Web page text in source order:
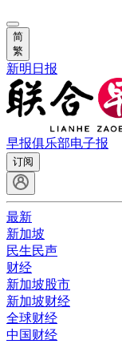
简
繁
新明日报
早报俱乐部电子报
订阅
最新
新加坡
民生民声
财经
新加坡股市
新加坡财经
全球财经
中国财经